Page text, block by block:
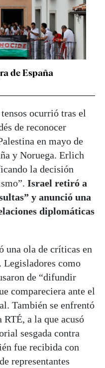
de España
ocurrió tras el
de reconocer
en mayo de
y Noruega. Erlich
la decisión
Israel retiró a
y anunció una
diplomáticas
una ola de críticas en
como
de “difundir
compareciera ante el
También se enfrentó
a la que acusó
sesgada contra
fue recibida con
representantes